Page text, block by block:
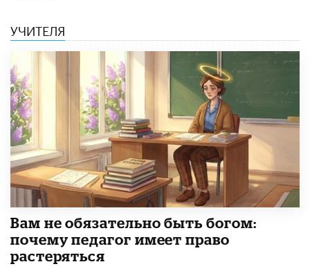
УЧИТЕЛЯ
​Вам не обязательно быть богом:
почему педагог имеет право
растеряться